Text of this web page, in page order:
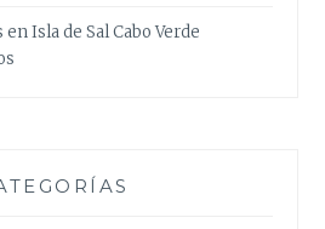
enIsla de Sal Cabo Verde